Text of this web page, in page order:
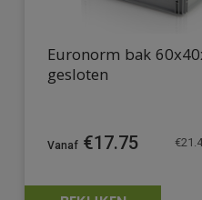
Euronorm bak
gesloten
€17.75 €